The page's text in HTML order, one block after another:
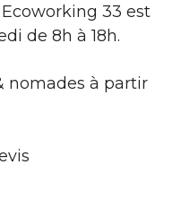
Ecoworking 33 est
de 8h à 18h.
nomades à partir